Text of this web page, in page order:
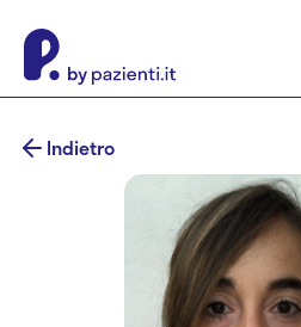
Indietro